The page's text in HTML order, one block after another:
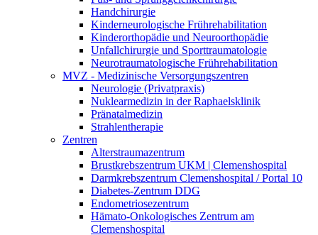
Handchirurgie
Kinderneurologische Frührehabilitation
Kinderorthopädie und Neuroorthopädie
Unfallchirurgie und Sporttraumatologie
Neurotraumatologische Frührehabilitation
MVZ - Medizinische Versorgungszentren
Neurologie (Privatpraxis)
Nuklearmedizin in der Raphaelsklinik
Pränatalmedizin
Strahlentherapie
Zentren
Alterstraumazentrum
Brustkrebszentrum UKM | Clemenshospital
Darmkrebszentrum Clemenshospital / Portal 10
Diabetes-Zentrum DDG
Endometriosezentrum
Hämato-Onkologisches Zentrum am
Clemenshospital